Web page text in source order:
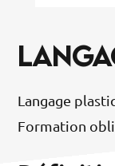
Langage
Formation